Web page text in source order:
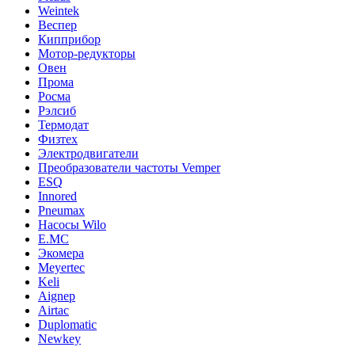
Weintek
Веспер
Кипприбор
Мотор-редукторы
Овен
Прома
Росма
Рэлсиб
Термодат
Физтех
Электродвигатели
Преобразователи частоты Vemper
ESQ
Innored
Pneumax
Насосы Wilo
E.MC
Экомера
Meyertec
Keli
Aignep
Airtac
Duplomatic
Newkey